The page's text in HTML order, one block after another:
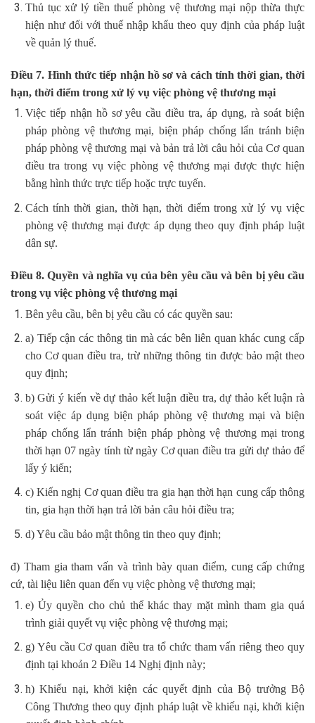
Thủ tục xử lý tiền thuế phòng vệ thương mại nộp thừa thực
hiện như đối với thuế nhập khẩu theo quy định của pháp luật
về quản lý thuế.
Điều 7. Hình thức tiếp nhận hồ sơ và cách tính thời gian, thời
hạn, thời điểm trong xử lý vụ việc phòng vệ thương mại
Việc tiếp nhận hồ sơ yêu cầu điều tra, áp dụng, rà soát biện
pháp phòng vệ thương mại, biện pháp chống lẩn tránh biện
pháp phòng vệ thương mại và bản trả lời câu hỏi của Cơ quan
điều tra trong vụ việc phòng vệ thương mại được thực hiện
bằng hình thức trực tiếp hoặc trực tuyến.
Cách tính thời gian, thời hạn, thời điểm trong xử lý vụ việc
phòng vệ thương mại được áp dụng theo quy định pháp luật
dân sự.
Điều 8. Quyền và nghĩa vụ của bên yêu cầu và bên bị yêu cầu
trong vụ việc phòng vệ thương mại
Bên yêu cầu, bên bị yêu cầu có các quyền sau:
a) Tiếp cận các thông tin mà các bên liên quan khác cung cấp
cho Cơ quan điều tra, trừ những thông tin được bảo mật theo
quy định;
b) Gửi ý kiến về dự thảo kết luận điều tra, dự thảo kết luận rà
soát việc áp dụng biện pháp phòng vệ thương mại và biện
pháp chống lẩn tránh biện pháp phòng vệ thương mại trong
thời hạn 07 ngày tính từ ngày Cơ quan điều tra gửi dự thảo để
lấy ý kiến;
c) Kiến nghị Cơ quan điều tra gia hạn thời hạn cung cấp thông
tin, gia hạn thời hạn trả lời bản câu hỏi điều tra;
d) Yêu cầu bảo mật thông tin theo quy định;
đ) Tham gia tham vấn và trình bày quan điểm, cung cấp chứng
cứ, tài liệu liên quan đến vụ việc phòng vệ thương mại;
e) Ủy quyền cho chủ thể khác thay mặt mình tham gia quá
trình giải quyết vụ việc phòng vệ thương mại;
g) Yêu cầu Cơ quan điều tra tổ chức tham vấn riêng theo quy
định tại khoản 2 Điều 14 Nghị định này;
h) Khiếu nại, khởi kiện các quyết định của Bộ trưởng Bộ
Công Thương theo quy định pháp luật về khiếu nại, khởi kiện